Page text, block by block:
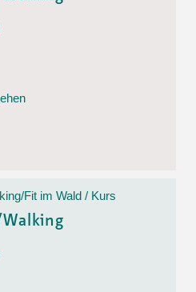
Fit im Wald / Kurs